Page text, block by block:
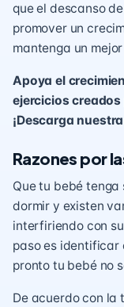
que el descanso
promover un
mantenga un
Apoya el
ejercicios
¡Descarga
Razones por
Que tu bebé
dormir y existen
interfiriendo con su
paso es identificar
pronto tu bebé no
De acuerdo con la